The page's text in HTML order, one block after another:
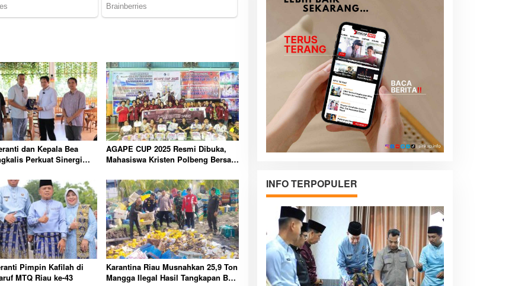
dan Kepala Bea
Perkuat Sinergi
AGAPE CUP 2025 Resmi Dibuka,
Mahasiswa Kristen Polbeng Bersatu
Pimpin Kafilah di
MTQ Riau ke-43
Karantina Riau Musnahkan 25,9 Ton
Mangga Ilegal Hasil Tangkapan Bea
INFO TERPOPULER